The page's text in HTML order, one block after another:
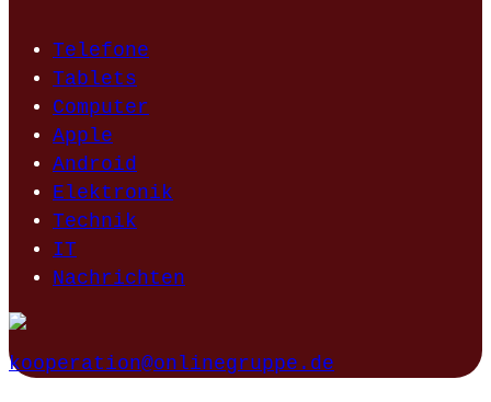
Telefone
Tablets
Computer
Apple
Android
Elektronik
Technik
IT
Nachrichten
kooperation@onlinegruppe.de